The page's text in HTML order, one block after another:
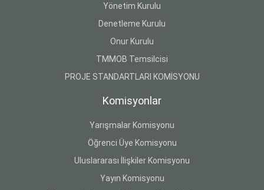
Yönetim Kurulu
Denetleme Kurulu
Onur Kurulu
TMMOB Temsilcisi
PROJE STANDARTLARI KOMİSYONU
Komisyonlar
Yarışmalar Komisyonu
Öğrenci Üye Komisyonu
Uluslararası İlişkiler Komisyonu
Yayın Komisyonu